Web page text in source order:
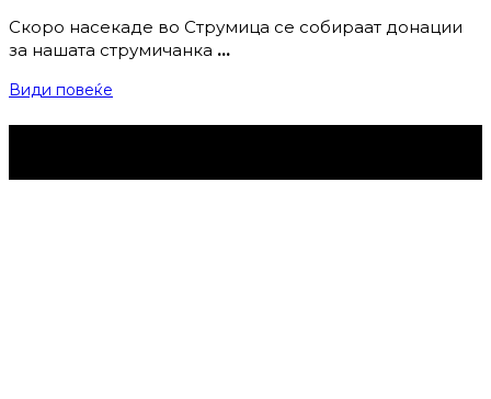
Скоро насекаде во Струмица се собираат донации
за нашата струмичанка …
Види повеќе